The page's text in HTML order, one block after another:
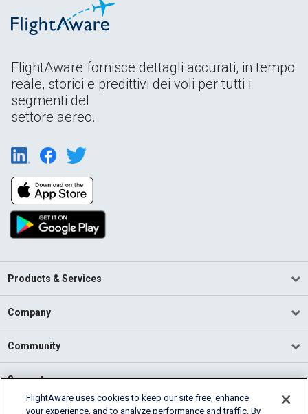
FlightAware fornisce dettagli accurati, in tempo
reale, storici e predittivi dei voli per tutti i
segmenti del
settore aereo.
Products & Services
Company
Community
Support
FlightAware uses cookies to keep our site free, enhance
your experience, and to analyze performance and traffic. By